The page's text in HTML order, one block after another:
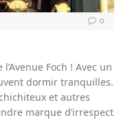
0
Foch ! Avec un
dormir tranquilles.
et autres
marque d’irrespect